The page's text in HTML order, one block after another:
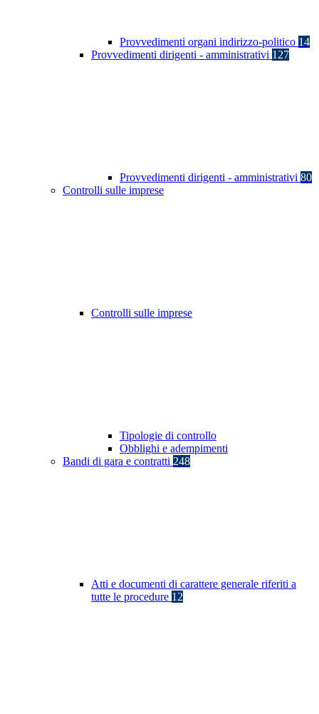
Provvedimenti organi indirizzo-politico 14
Provvedimenti dirigenti - amministrativi 127
Provvedimenti dirigenti - amministrativi 80
Controlli sulle imprese
Controlli sulle imprese
Tipologie di controllo
Obblighi e adempimenti
Bandi di gara e contratti 248
Atti e documenti di carattere generale riferiti a
tutte le procedure 12